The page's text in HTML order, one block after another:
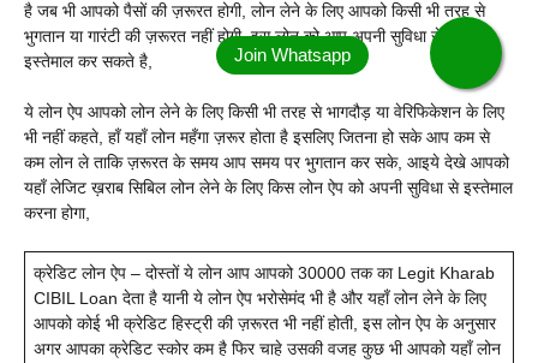
है जब भी आपको पैसों की ज़रूरत होगी, लोन लेने के लिए आपको किसी भी तरह से
भुगतान या गारंटी की ज़रूरत नहीं होगी, इस लोन को आप अपनी सुविधा से घर बैठे
इस्तेमाल कर सकते है,
ये लोन ऐप आपको लोन लेने के लिए किसी भी तरह से भागदौड़ या वेरिफिकेशन के लिए
भी नहीं कहते, हाँ यहाँ लोन महँगा ज़रूर होता है इसलिए जितना हो सके आप कम से
कम लोन ले ताकि ज़रूरत के समय आप समय पर भुगतान कर सके, आइये देखे आपको
यहाँ लेजिट ख़राब सिबिल लोन लेने के लिए किस लोन ऐप को अपनी सुविधा से इस्तेमाल
करना होगा,
क्रेडिट लोन ऐप – दोस्तों ये लोन आप आपको 30000 तक का Legit Kharab
CIBIL Loan देता है यानी ये लोन ऐप भरोसेमंद भी है और यहाँ लोन लेने के लिए
आपको कोई भी क्रेडिट हिस्ट्री की ज़रूरत भी नहीं होती, इस लोन ऐप के अनुसार
अगर आपका क्रेडिट स्कोर कम है फिर चाहे उसकी वजह कुछ भी आपको यहाँ लोन